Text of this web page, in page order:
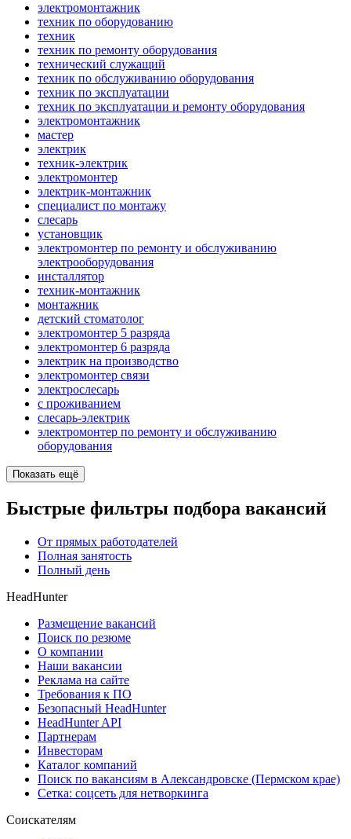
электромонтажник
техник по оборудованию
техник
техник по ремонту оборудования
технический служащий
техник по обслуживанию оборудования
техник по эксплуатации
техник по эксплуатации и ремонту оборудования
электромонтажник
мастер
электрик
техник-электрик
электромонтер
электрик-монтажник
специалист по монтажу
слесарь
установщик
электромонтер по ремонту и обслуживанию
электрооборудования
инсталлятор
техник-монтажник
монтажник
детский стоматолог
электромонтер 5 разряда
электромонтер 6 разряда
электрик на производство
электромонтер связи
электрослесарь
с проживанием
слесарь-электрик
электромонтер по ремонту и обслуживанию
оборудования
Показать ещё
Быстрые фильтры подбора вакансий
От прямых работодателей
Полная занятость
Полный день
HeadHunter
Размещение вакансий
Поиск по резюме
О компании
Наши вакансии
Реклама на сайте
Требования к ПО
Безопасный HeadHunter
HeadHunter API
Партнерам
Инвесторам
Каталог компаний
Поиск по вакансиям в Александровске (Пермском крае)
Сетка: соцсеть для нетворкинга
Соискателям